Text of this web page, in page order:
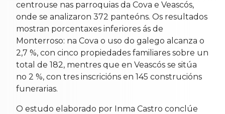
centrouse nas parroquias da Cova e Veascós,
onde se analizaron 372 panteóns. Os resultados
mostran porcentaxes inferiores ás de
Monterroso: na Cova o uso do galego alcanza o
2,7 %, con cinco propiedades familiares sobre un
total de 182, mentres que en Veascós se sitúa
no 2 %, con tres inscricións en 145 construcións
funerarias.
O estudo elaborado por Inma Castro conclúe